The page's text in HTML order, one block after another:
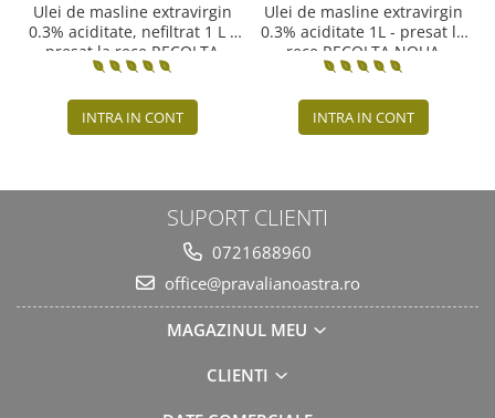
Ulei de masline extravirgin
0.3% aciditate, nefiltrat 1 L -
presat la rece RECOLTA
NOUA
INTRA IN CONT
Ulei de masline extravirgin
0.3% aciditate 1L - presat la
rece RECOLTA NOUA
INTRA IN CONT
SUPORT CLIENTI
0721688960
office@pravalianoastra.ro
MAGAZINUL MEU
CLIENTI